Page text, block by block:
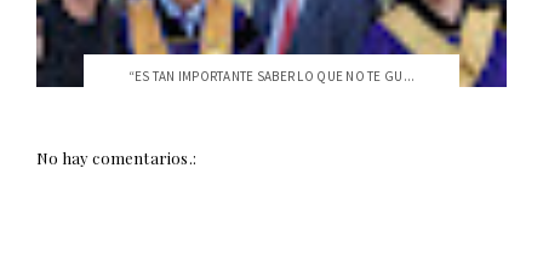
“ES TAN IMPORTANTE SABER LO QUE NO TE GU...
No hay comentarios.: